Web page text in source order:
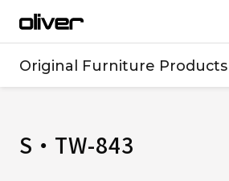
Original Furniture Products
S・TW-843